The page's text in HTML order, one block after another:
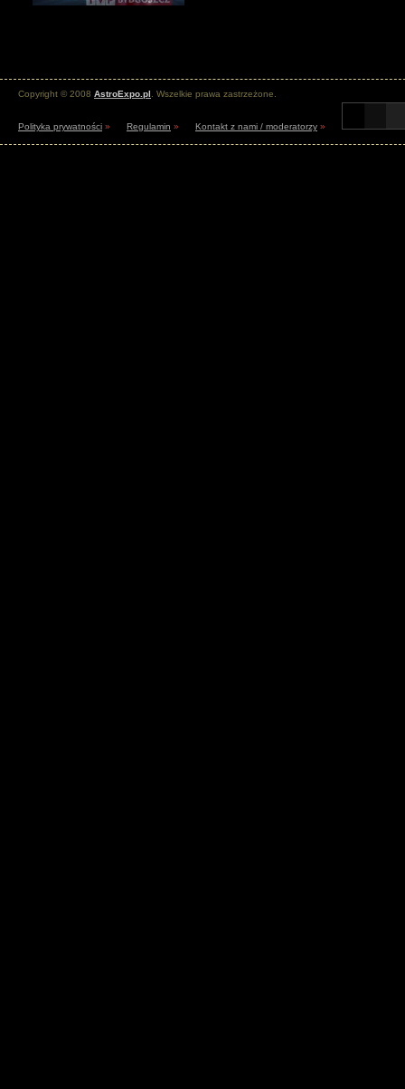
Copyright © 2008 AstroExpo.pl . Wszelkie prawa zastrzeżone.
Polityka prywatności » Regulamin » Kontakt z nami / moderatorzy »